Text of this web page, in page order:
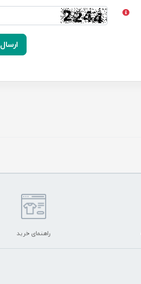
ارسال
راهنمای خرید